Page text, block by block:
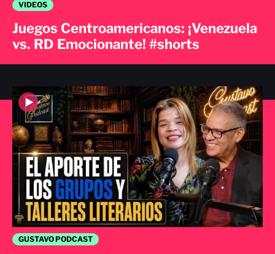
GUSTAVO PODCAST
VIDEOS
Juegos Centroamericanos: ¡Venezuela
vs. RD Emocionante! #shorts